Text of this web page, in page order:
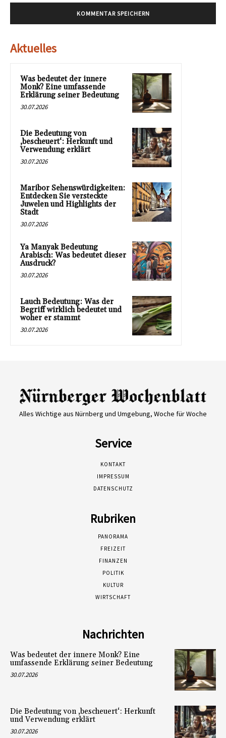
Aktuelles
Was bedeutet der innere
Monk? Eine umfassende
Erklärung seiner Bedeutung
30.07.2026
Die Bedeutung von
‚bescheuert‘: Herkunft und
Verwendung erklärt
30.07.2026
Maribor Sehenswürdigkeiten:
Entdecken Sie versteckte
Juwelen und Highlights der
Stadt
30.07.2026
Ya Manyak Bedeutung
Arabisch: Was bedeutet dieser
Ausdruck?
30.07.2026
Lauch Bedeutung: Was der
Begriff wirklich bedeutet und
woher er stammt
30.07.2026
Alles Wichtige aus Nürnberg und Umgebung, Woche für Woche
Service
KONTAKT
IMPRESSUM
DATENSCHUTZ
Rubriken
PANORAMA
FREIZEIT
FINANZEN
POLITIK
KULTUR
WIRTSCHAFT
Nachrichten
Was bedeutet der innere Monk? Eine
umfassende Erklärung seiner Bedeutung
30.07.2026
Die Bedeutung von ‚bescheuert‘: Herkunft
und Verwendung erklärt
30.07.2026